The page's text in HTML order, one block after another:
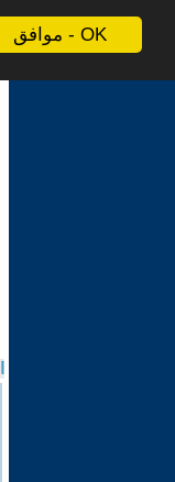
موافق - OK